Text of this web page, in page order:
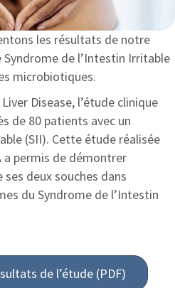
les résultats de notre
de l’Intestin Irritable
microbiotiques.
Disease, l’étude clinique
de 80 patients avec un
(SII). Cette étude réalisée
a permis de démontrer
deux souches dans
du Syndrome de l’Intestin
de l’étude (PDF)